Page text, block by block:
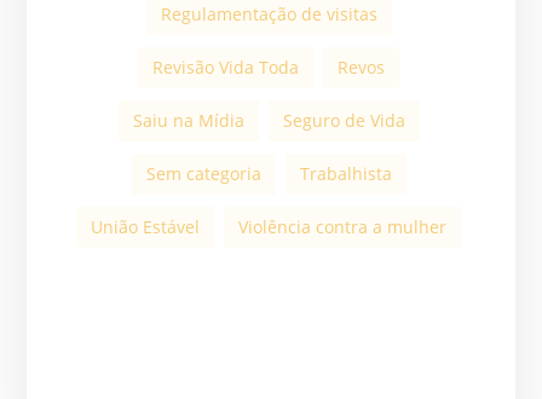
Regulamentação de visitas
Revisão Vida Toda Revos
Saiu na Mídia Seguro de Vida
Sem categoria Trabalhista
União Estável Violência contra a mulher